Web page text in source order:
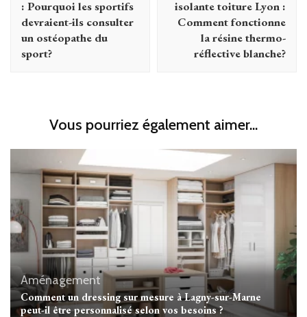
: Pourquoi les sportifs
devraient-ils consulter
un ostéopathe du
sport?
isolante toiture Lyon :
Comment fonctionne
la résine thermo-
réflective blanche?
Vous pourriez également aimer...
Aménagement
Comment un dressing sur mesure à Lagny-sur-Marne
peut-il être personnalisé selon vos besoins ?